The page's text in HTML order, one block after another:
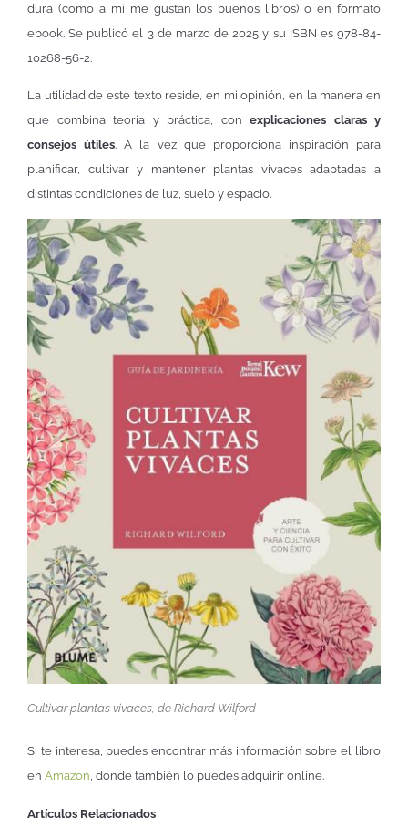
dura (como a mi me gustan los buenos libros) o en formato
ebook. Se publicó el 3 de marzo de 2025 y su ISBN es 978-84-
10268-56-2.
La utilidad de este texto reside, en mi opinión, en la manera en
que combina teoría y práctica, con explicaciones claras y
consejos útiles. A la vez que proporciona inspiración para
planificar, cultivar y mantener plantas vivaces adaptadas a
distintas condiciones de luz, suelo y espacio.
Cultivar plantas vivaces, de Richard Wilford
Si te interesa, puedes encontrar más información sobre el libro
en Amazon, donde también lo puedes adquirir online.
Artículos Relacionados